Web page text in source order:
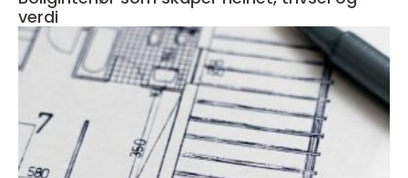
verdi